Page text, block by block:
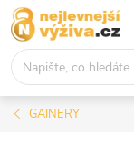
Přejít
na
obsah
GAINERY